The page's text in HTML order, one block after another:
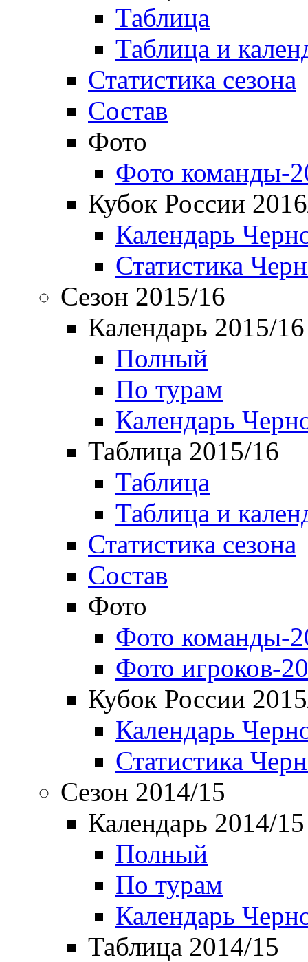
Таблица
Таблица и
Статистика сезона
Состав
Фото
Фото команды-
Кубок России
Календарь
Статистика
Сезон 2015/16
Календарь 2015/16
Полный
По турам
Календарь
Таблица 2015/16
Таблица
Таблица и
Статистика сезона
Состав
Фото
Фото команды-
Фото игроков-
Кубок России
Календарь
Статистика
Сезон 2014/15
Календарь 2014/15
Полный
По турам
Календарь
Таблица 2014/15